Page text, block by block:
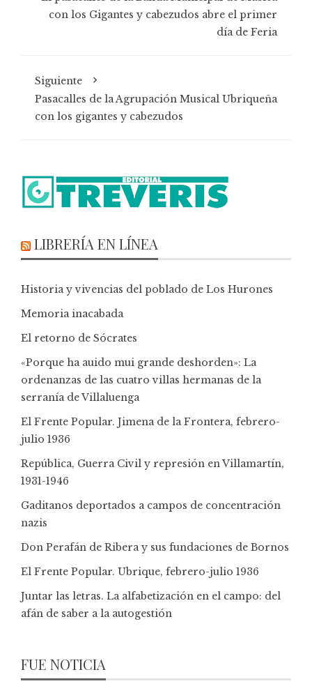
con los Gigantes y cabezudos abre el primer
día de Feria
Siguiente
Pasacalles de la Agrupación Musical Ubriqueña
con los gigantes y cabezudos
LIBRERÍA EN LÍNEA
Historia y vivencias del poblado de Los Hurones
Memoria inacabada
El retorno de Sócrates
«Porque ha auido mui grande deshorden»: La
ordenanzas de las cuatro villas hermanas de la
serranía de Villaluenga
El Frente Popular. Jimena de la Frontera, febrero-
julio 1936
República, Guerra Civil y represión en Villamartín,
1931-1946
Gaditanos deportados a campos de concentración
nazis
Don Perafán de Ribera y sus fundaciones de Bornos
El Frente Popular. Ubrique, febrero-julio 1936
Juntar las letras. La alfabetización en el campo: del
afán de saber a la autogestión
FUE NOTICIA